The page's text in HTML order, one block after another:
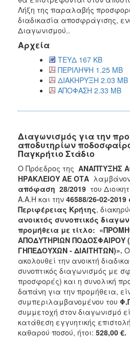
Λήξη της παραλαβής
διαδικασία αποσφράγισης,
Διαγωνισμού..
Αρχεία
ΤΕΥΔ 167 KB
ΠΕΡΙΛΗΨΗ 1.25 MB
ΔΙΑΚΗΡΥΞΗ 2.03 MB
ΑΠΟΦΑΣΗ 2.33 MB
Διαγωνισμός για την
αποδυτηρίων
Παγκρήτιο Στάδιο
Ο Πρόεδρος της ΑΝΑΠΤΥΞΗΣ
ΗΡΑΚΛΕΙΟΥ ΑΕ ΟΤΑ
απόφαση 28/2019 του
Α.Α.Η και την 46588/26-02-
Περιφέρειας Κρήτης,
ανοικτός συνοπτικός
προμήθεια με τίτλο:
ΑΠΟΔΥΤΗΡΙΩΝ
ΓΗΠΕΔΟΥΧΩΝ - ΔΙΑΙΤΗΤΩΝ)».
ακολουθεί την ανοικτή
συνοπτικός διαγωνισμός με
προσφορές) και η συνολική
δαπάνη για την προμήθεια,
συμπεριλαμβανομένου του
συμμετοχή στον διαγωνισμό
κατάθεση εγγυητικής
καθαρού ποσού, ήτοι: 528,00 €.